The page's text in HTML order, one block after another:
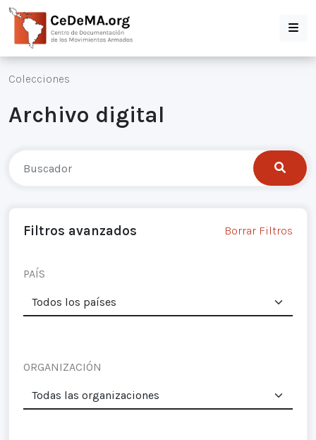
Colecciones
Archivo digital
Filtros avanzados Borrar Filtros
PAÍS
ORGANIZACIÓN